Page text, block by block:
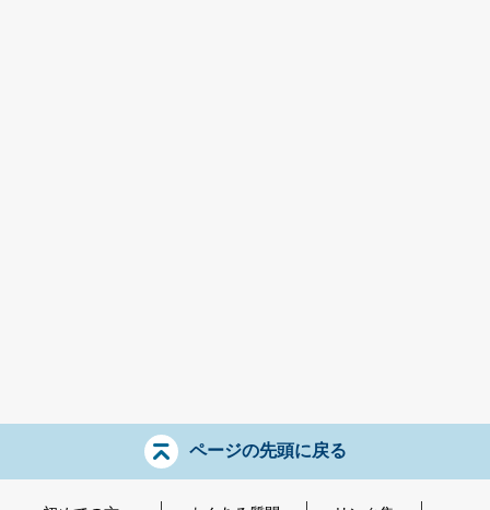
ページの先頭に戻る